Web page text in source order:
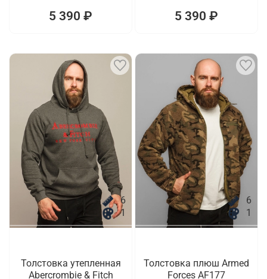
5 390 ₽ 5 390 ₽
6
1
Толстовка утепленная
Abercrombie & Fitch
6
1
Толстовка плюш Armed
Forces AF177